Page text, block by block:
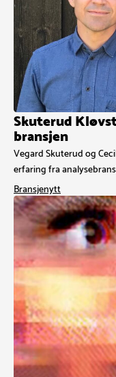
Skuterud
bransjen
Vegard Skuterud og
erfaring fra
Bransjenytt